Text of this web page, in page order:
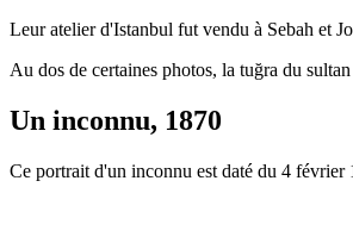
Leur atelier d'Istanbul fut vendu à Sebah et
Au dos de certaines photos, la tuğra du
Un inconnu, 1870
Ce portrait d'un inconnu est daté du 4 février